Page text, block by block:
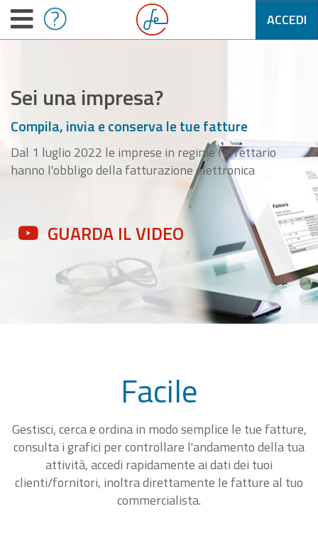
ACCEDI
Sei una impresa?
Compila, invia e conserva le tue fatture
Dal 1 luglio 2022 le imprese in regime forfettario
hanno l'obbligo della fatturazione elettronica
GUARDA IL VIDEO
Facile
Gestisci, cerca e ordina in modo semplice le tue fatture,
consulta i grafici per controllare l'andamento della tua
attività, accedi rapidamente ai dati dei tuoi
clienti/fornitori, inoltra direttamente le fatture al tuo
commercialista.